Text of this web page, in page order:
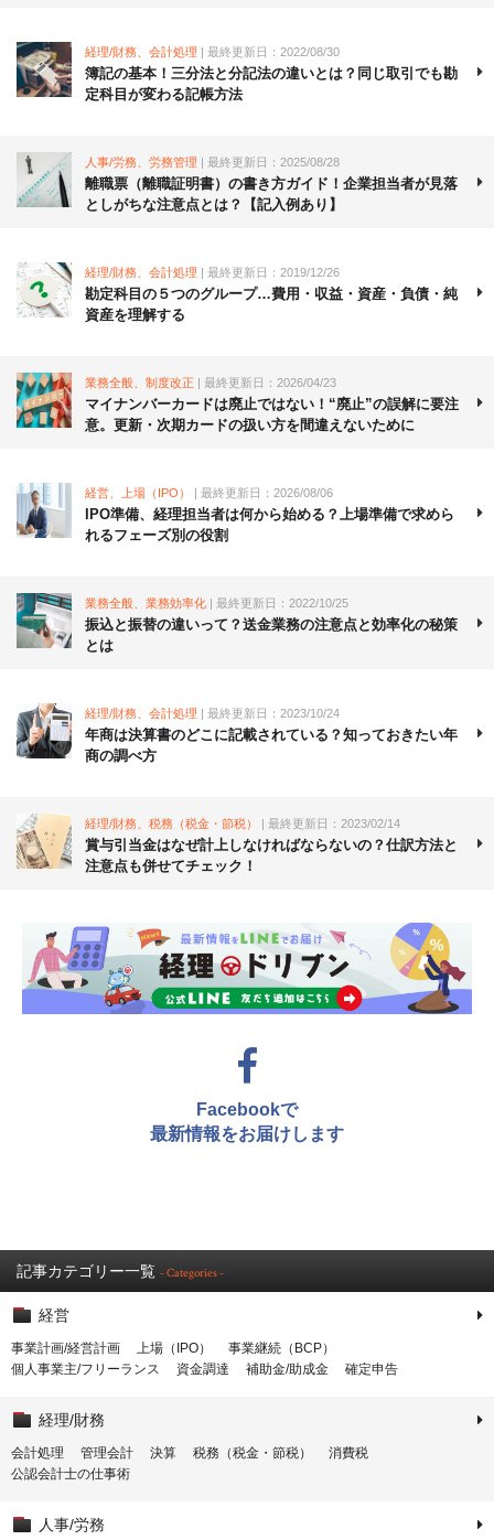
経理/財務、会計処理 | 最終更新日：2022/08/30
簿記の基本！三分法と分記法の違いとは？同じ取引でも勘
定科目が変わる記帳方法
人事/労務、労務管理 | 最終更新日：2025/08/28
離職票（離職証明書）の書き方ガイド！企業担当者が見落
としがちな注意点とは？【記入例あり】
経理/財務、会計処理 | 最終更新日：2019/12/26
勘定科目の５つのグループ…費用・収益・資産・負債・純
資産を理解する
業務全般、制度改正 | 最終更新日：2026/04/23
マイナンバーカードは廃止ではない！“廃止”の誤解に要注
意。更新・次期カードの扱い方を間違えないために
経営、上場（IPO） | 最終更新日：2026/08/06
IPO準備、経理担当者は何から始める？上場準備で求めら
れるフェーズ別の役割
業務全般、業務効率化 | 最終更新日：2022/10/25
振込と振替の違いって？送金業務の注意点と効率化の秘策
とは
経理/財務、会計処理 | 最終更新日：2023/10/24
年商は決算書のどこに記載されている？知っておきたい年
商の調べ方
経理/財務、税務（税金・節税） | 最終更新日：2023/02/14
賞与引当金はなぜ計上しなければならないの？仕訳方法と
注意点も併せてチェック！
Facebookで
最新情報をお届けします
記事カテゴリー一覧 - Categories -
経営
事業計画/経営計画 上場（IPO）
事業継続（BCP）
個人事業主/フリーランス
資金調達 補助金/助成金 確定申告
経理/財務
会計処理 管理会計 決算 税務（税金・節税）
消費税
公認会計士の仕事術
人事/労務